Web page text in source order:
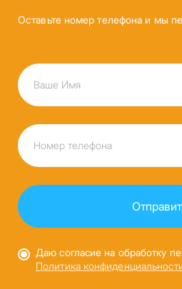
Оставьте номер телефона и мы
Даю согласие на обработку
Политика